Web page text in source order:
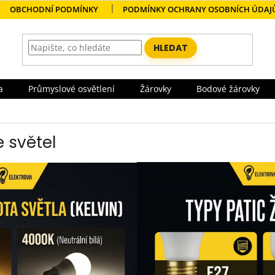
OBCHODNÍ PODMÍNKY PODMÍNKY OCHRANY OSOBNÍCH
HLEDAT
Průmyslové osvětlení Žárovky Bodové žárovky
světel